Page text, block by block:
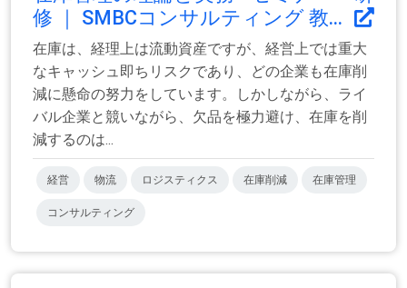
修 ｜ SMBCコンサルティング 教...
在庫は、経理上は流動資産ですが、経営上では重大
なキャッシュ即ちリスクであり、どの企業も在庫削
減に懸命の努力をしています。しかしながら、ライ
バル企業と競いながら、欠品を極力避け、在庫を削
減するのは...
経営 物流 ロジスティクス 在庫削減 在庫管理
コンサルティング